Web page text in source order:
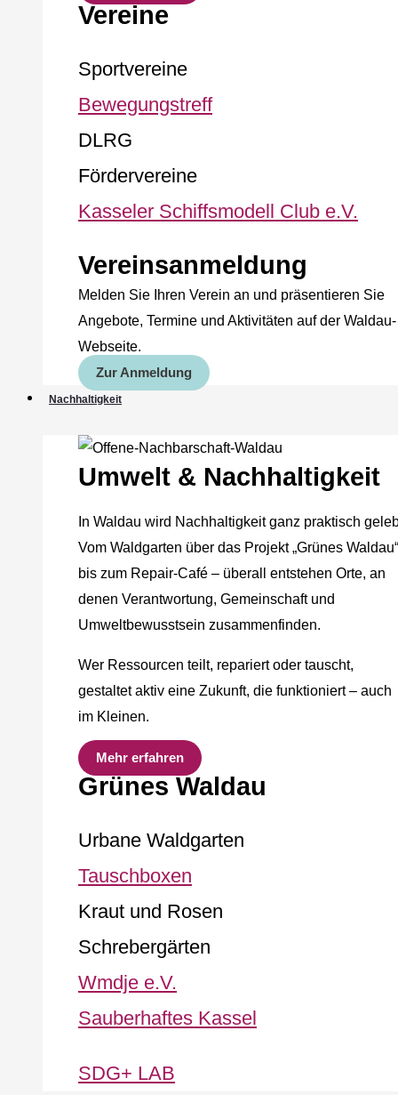
Vereine
Sportvereine
Bewegungstreff
DLRG
Fördervereine
Kasseler Schiffsmodell Club e.V.
Vereinsanmeldung
Melden Sie Ihren Verein an und präsentieren Sie
Angebote, Termine und Aktivitäten auf der Waldau-
Webseite.
Zur Anmeldung
Nachhaltigkeit
Umwelt & Nachhaltigkeit
In Waldau wird Nachhaltigkeit ganz praktisch
Vom Waldgarten über das Projekt „Grünes Waldau“
bis zum Repair-Café – überall entstehen Orte, an
denen Verantwortung, Gemeinschaft und
Umweltbewusstsein zusammenfinden.
Wer Ressourcen teilt, repariert oder tauscht,
gestaltet aktiv eine Zukunft, die funktioniert – auch
im Kleinen.
Mehr erfahren
Grünes Waldau
Urbane Waldgarten
Tauschboxen
Kraut und Rosen
Schrebergärten
Wmdje e.V.
Sauberhaftes Kassel
SDG+ LAB